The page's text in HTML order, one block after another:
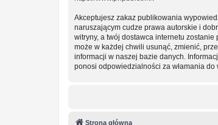
Akceptujesz zakaz publikowania
naruszającym cudze prawa autorskie i
witryny, a twój dostawca internetu
może w każdej chwili usunąć, zmienić,
informacji w naszej bazie danych.
ponosi odpowiedzialności za włamania do
Strona główna